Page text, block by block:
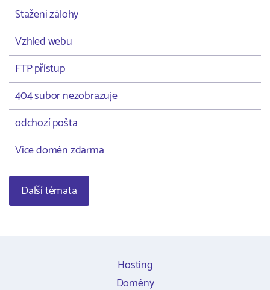
Stažení zálohy
Vzhled webu
FTP přístup
404 subor nezobrazuje
odchozí pošta
Více domén zdarma
Další témata
Hosting
Domény